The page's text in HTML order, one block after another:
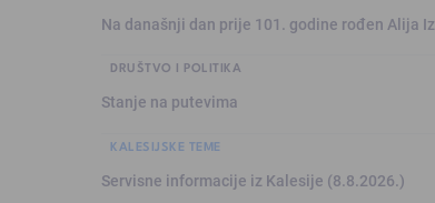
Na današnji dan prije 101. godine rođen Alija
DRUŠTVO I POLITIKA
Stanje na putevima
KALESIJSKE TEME
Servisne informacije iz Kalesije (8.8.2026.)